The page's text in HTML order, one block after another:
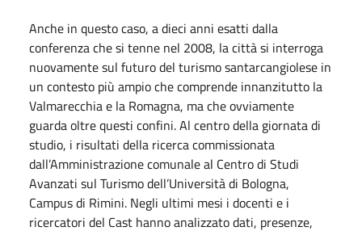
Anche in questo caso, a dieci anni esatti dalla
conferenza che si tenne nel 2008, la città si interroga
nuovamente sul futuro del turismo santarcangiolese in
un contesto più ampio che comprende innanzitutto la
Valmarecchia e la Romagna, ma che ovviamente
guarda oltre questi confini. Al centro della giornata di
studio, i risultati della ricerca commissionata
dall’Amministrazione comunale al Centro di Studi
Avanzati sul Turismo dell’Università di Bologna,
Campus di Rimini. Negli ultimi mesi i docenti e i
ricercatori del Cast hanno analizzato dati, presenze,